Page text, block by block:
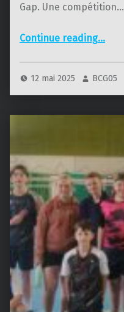
Gap. Une compétition…
Continue reading…
12 mai 2025 BCG05